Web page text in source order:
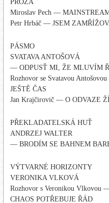
Miroslav Pech —
Petr Hrbáč — JSEM
PÁSMO
SVATAVA ANTOŠOVÁ
— ODPUSŤ MI, ŽE MLUVÍM
Rozhovor se Svatavou
JEŠTĚ ČAS
Jan Krajčirovič — O ODVAZE
PŘEKLADATELSKÁ HUŤ
ANDRZEJ WALTER
— BRODÍM SE BAHNEM
VÝTVARNÉ HORIZONTY
VERONIKA VLKOVÁ
Rozhovor s Veronikou Vlkovou
CHAOS POTŘEBUJE ŘÁD